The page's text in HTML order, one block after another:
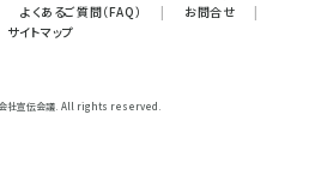
よくあるご質問（FAQ） | お問合せ
|
サイトマップ
社宣伝会議. All rights reserved.